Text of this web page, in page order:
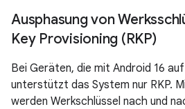
Ausphasung von
Key Provisioning (RKP)
Bei Geräten, die mit Android 16
unterstützt das System nur RKP.
werden Werkschlüssel nach und